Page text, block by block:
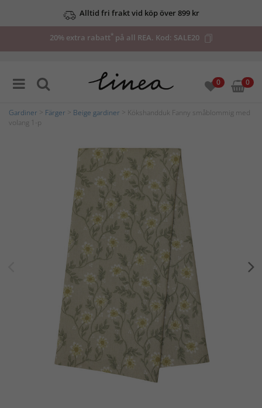
Alltid fri frakt vid köp över 899 kr
20% extra rabatt*på all REA. Kod: SALE20
0 0
Gardiner Färger Beige gardiner > Kökshandduk Fanny småblommig med
volang 1-p